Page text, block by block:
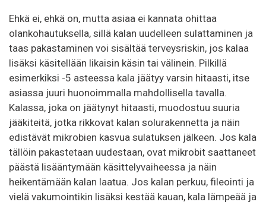
Ehkä ei, ehkä on, mutta asiaa ei kannata ohittaa
olankohautuksella, sillä kalan uudelleen sulattaminen ja
taas pakastaminen voi sisältää terveysriskin, jos kalaa
lisäksi käsitellään likaisin käsin tai välinein. Pilkillä
esimerkiksi -5 asteessa kala jäätyy varsin hitaasti, itse
asiassa juuri huonoimmalla mahdollisella tavalla.
Kalassa, joka on jäätynyt hitaasti, muodostuu suuria
jääkiteitä, jotka rikkovat kalan solurakennetta ja näin
edistävät mikrobien kasvua sulatuksen jälkeen. Jos kala
tällöin pakastetaan uudestaan, ovat mikrobit saattaneet
päästä lisääntymään käsittelyvaiheessa ja näin
heikentämään kalan laatua. Jos kalan perkuu, fileointi ja
vielä vakumointikin lisäksi kestää kauan, kala lämpeää ja